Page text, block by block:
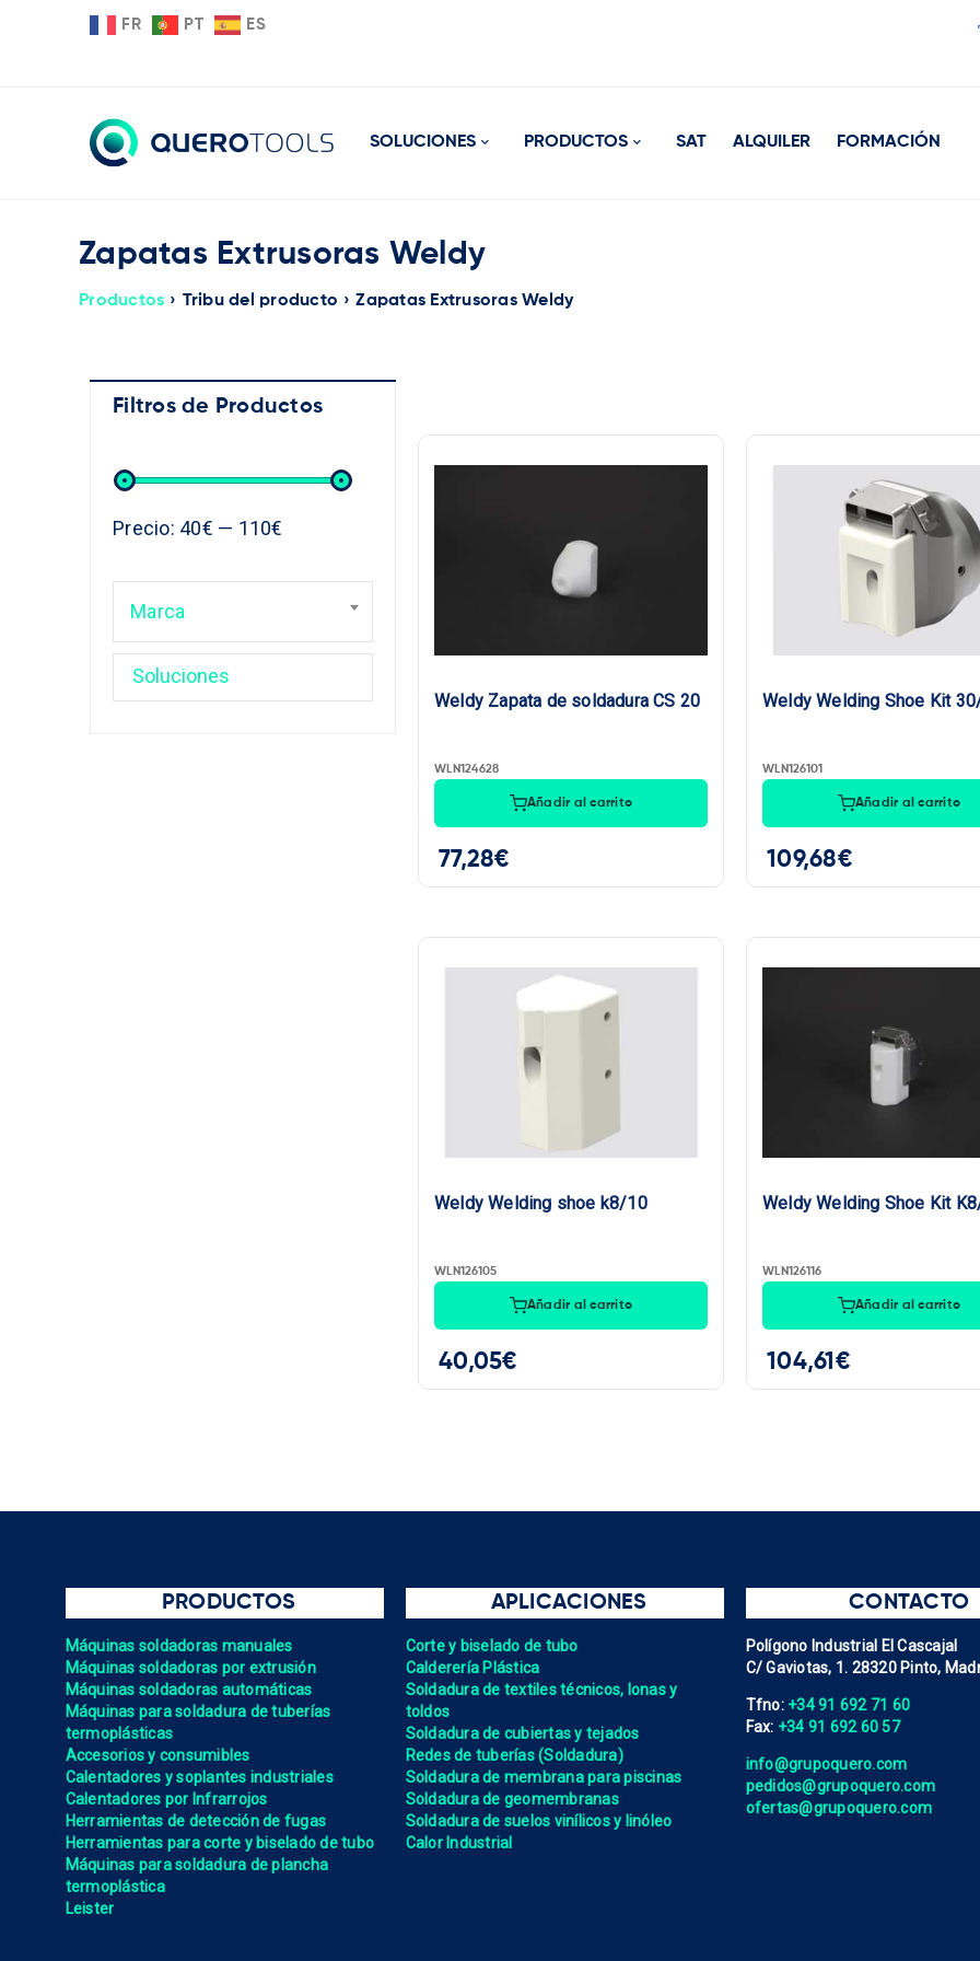
FR PT ES
SOLUCIONES PRODUCTOS SAT ALQUILER FORMACIÓN
Zapatas Extrusoras Weldy
Productos › Tribu del producto › Zapatas Extrusoras Weldy
Filtros de Productos
Precio: 40€ — 110€
Marca
Weldy Zapata de soldadura CS 20
WLN124628
Añadir al carrito
77,28€
Weldy Welding Shoe Kit
WLN126101
Añadir al carrito
109,68€
Weldy Welding shoe k8/10
WLN126105
Añadir al carrito
40,05€
Weldy Welding Shoe Kit
WLN126116
Añadir al carrito
104,61 €
PRODUCTOS
Máquinas soldadoras manuales
Máquinas soldadoras por extrusión
Máquinas soldadoras automáticas
Máquinas para soldadura de tuberías
termoplásticas
Accesorios y consumibles
Calentadores y soplantes industriales
Calentadores por Infrarrojos
Herramientas de detección de fugas
Herramientas para corte y biselado de tubo
Máquinas para soldadura de plancha
termoplástica
Leister
APLICACIONES
Corte y biselado de tubo
Calderería Plástica
Soldadura de textiles técnicos, lonas y
toldos
Soldadura de cubiertas y tejados
Redes de tuberías (Soldadura)
Soldadura de membrana para piscinas
Soldadura de geomembranas
Soldadura de suelos vinílicos y linóleo
Calor Industrial
CONTACTO
Polígono Industrial El Cascajal
C/ Gaviotas, 1. 28320 Pinto,
Tfno: +34 91 692 71 60
Fax: +34 91 692 60 57
info@grupoquero.com
pedidos@grupoquero.com
ofertas@grupoquero.com